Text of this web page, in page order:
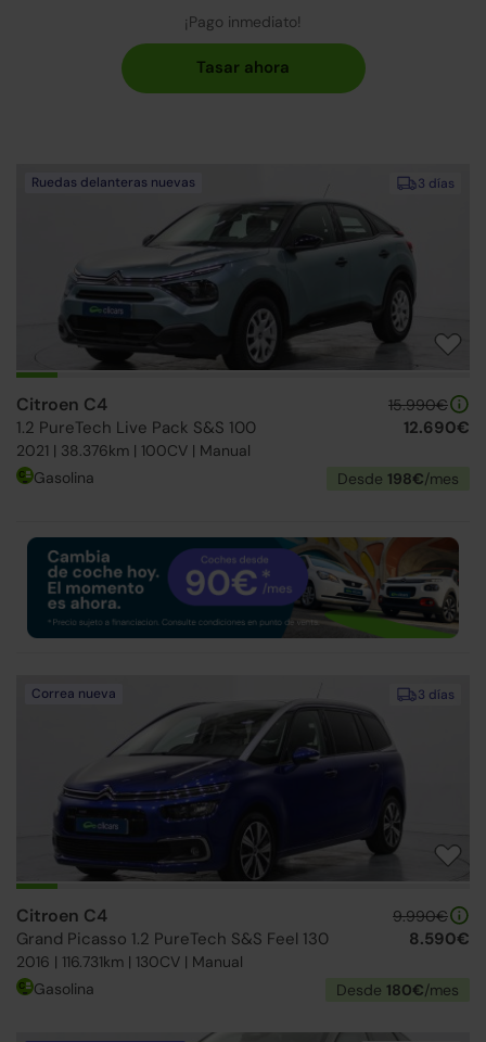
¡Pago inmediato!
3 días
Ruedas delanteras nuevas
Citroen C4
1.2 PureTech Live Pack S&S 100
2021 | 38.376km | 100CV | Manual
15.990€
12.690€
Gasolina Desde 198€/mes
3 días
Correa nueva
Citroen C4
Grand Picasso 1.2 PureTech S&S Feel 130
2016 | 116.731km | 130CV | Manual
9.990€
8.590€
Gasolina Desde 180€/mes